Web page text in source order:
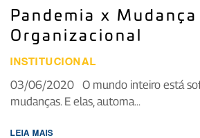
Pandemia x Mudança
Organizacional
INSTITUCIONAL
03/06/2020 O mundo inteiro está
mudanças. E elas, automa...
LEIA MAIS